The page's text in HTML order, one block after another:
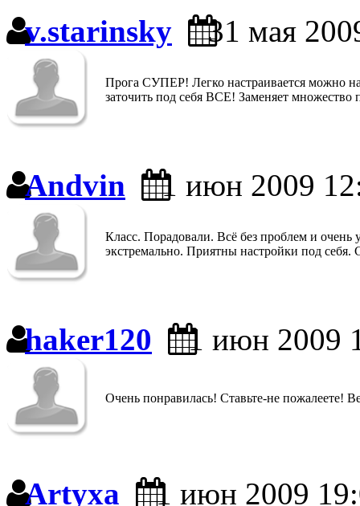
v.starinsky 31 мая
Прога СУПЕР! Легко настраивается можно
заточить под себя ВСЕ! Заменяет
Andvin 1 июн 2009
Класс. Порадовали. Всё без проблем и
экстремально. Приятны настройки под
haker120 1 июн 2009
Очень понравилась! Ставьте-не пожалеете!
Artyxa 1 июн 2009